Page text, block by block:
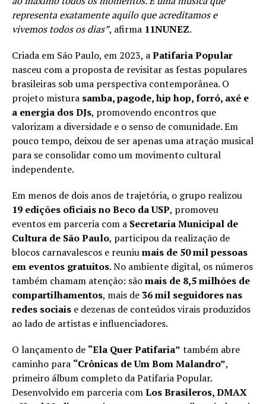
representa exatamente aquilo que acreditamos e
vivemos todos os dias”, afirma 11NUNEZ.
Criada em São Paulo, em 2023, aPatifaria Popular
nasceu com a proposta de revisitar as festas populares
brasileiras sob uma perspectiva contemporânea. O
projeto mistura samba, pagode, hip hop, forró, axé e
a energia dos DJs, promovendo encontros que
valorizam a diversidade e o senso de comunidade. Em
pouco tempo, deixou de ser apenas uma atração musical
para se consolidar como um movimento cultural
independente.
Em menos de dois anos de trajetória, o grupo realizou
19 edições oficiais no Beco da USP, promoveu
eventos em parceria com a Secretaria Municipal de
Cultura de São Paulo, participou da realização de
blocos carnavalescos e reuniumais de 50 mil pessoas
em eventos gratuitos. No ambiente digital, os números
também chamam atenção: sãomais de 8,5 milhões de
compartilhamentos, mais de 36 mil seguidores nas
redes sociais e dezenas de conteúdos virais produzidos
ao lado de artistas e influenciadores.
O lançamento de “Ela Quer Patifaria” também abre
caminho para “Crônicas de Um Bom Malandro”,
primeiro álbum completo da Patifaria Popular.
Desenvolvido em parceria comLos Brasileros, DMAX